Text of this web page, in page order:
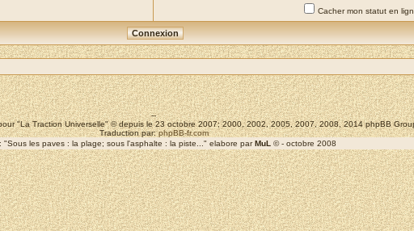
Cacher mon statut en
--
"La Traction Universelle" © depuis le 23 octobre 2007; 2000, 2002, 2005, 2007, 2008, 2014 phpBB
Traduction par:phpBB-fr.com
"Sous les paves : la plage; sous l'asphalte : la piste..." elabore parMuL © - octobre 2008